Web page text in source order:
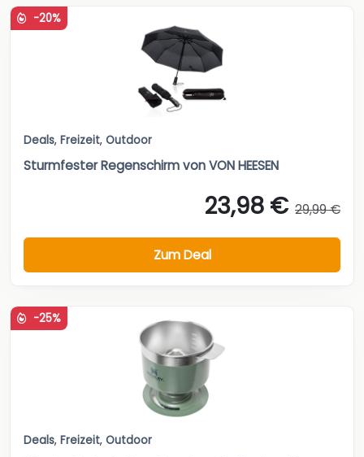
-20%
Deals, Freizeit, Outdoor
Sturmfester Regenschirm von VON HEESEN
23,98 € 29,99 €
Zum Deal
-25%
Deals, Freizeit, Outdoor